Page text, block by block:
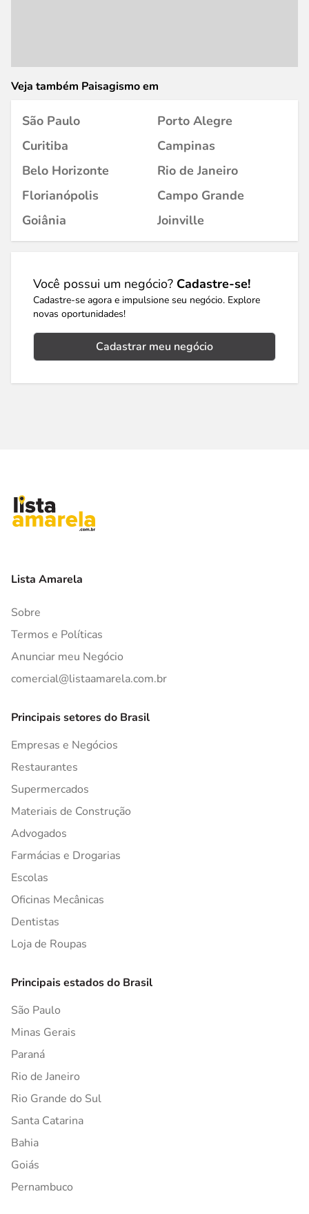
Veja também Paisagismo em
São Paulo
Porto Alegre
Curitiba
Campinas
Belo Horizonte
Rio de Janeiro
Florianópolis
Campo Grande
Goiânia
Joinville
Você possui um negócio? Cadastre-se!
Cadastre-se agora e impulsione seu negócio. Explore
novas oportunidades!
Cadastrar meu negócio
Lista Amarela
Sobre
Termos e Políticas
Anunciar meu Negócio
comercial@listaamarela.com.br
Principais setores do Brasil
Empresas e Negócios
Restaurantes
Supermercados
Materiais de Construção
Advogados
Farmácias e Drogarias
Escolas
Oficinas Mecânicas
Dentistas
Loja de Roupas
Principais estados do Brasil
São Paulo
Minas Gerais
Paraná
Rio de Janeiro
Rio Grande do Sul
Santa Catarina
Bahia
Goiás
Pernambuco